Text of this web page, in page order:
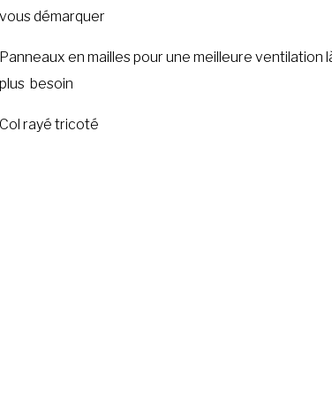
vous démarquer
Panneaux en mailles pour une meilleure ventilation
plus besoin
Col rayé tricoté